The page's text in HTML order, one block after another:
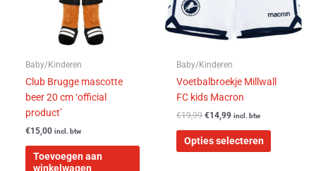
Baby/Kinderen
Club Brugge mascotte
beer 20 cm ‘official
product’
€15,00 incl. btw
Toevoegen aan
winkelwagen
Baby/Kinderen
Voetbalbroekje Millwall
FC kids Macron
€19,99 €14,99 incl. btw
Opties selecteren
optie
kan
op